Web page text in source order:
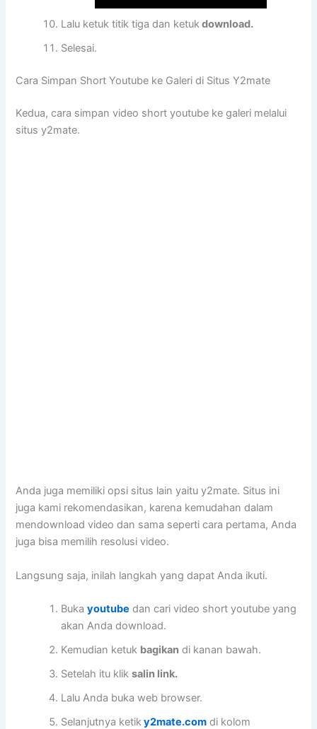
Lalu ketuk titik tiga dan ketukdownload.
Selesai.
Cara Simpan Short Youtube ke Galeri di Situs Y2mate
Kedua, cara simpan video short youtube ke galeri melalui
situs y2mate.
Anda juga memiliki opsi situs lain yaitu y2mate. Situs ini
juga kami rekomendasikan, karena kemudahan dalam
mendownload video dan sama seperti cara pertama, Anda
juga bisa memilih resolusi video.
Langsung saja, inilah langkah yang dapat Anda ikuti.
Bukayoutube dan cari video short youtube yang
akan Anda download.
Kemudian ketuk bagikan di kanan bawah.
Setelah itu kliksalin link.
Lalu Anda buka web browser.
Selanjutnya ketiky2mate.com di kolom